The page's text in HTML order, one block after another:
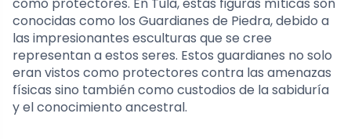
conocidas como los Guardianes de Piedra, debido a
las impresionantes esculturas que se cree
representan a estos seres. Estos guardianes no solo
eran vistos como protectores contra las amenazas
físicas sino también como custodios de la sabiduría
y el conocimiento ancestral.